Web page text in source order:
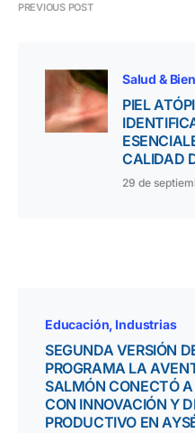
PREVIOUS POST
Salud &
PIEL
CALIDAD
29 de
Educación Industrias
SEGUNDA VERSIÓN
PROGRAMA LA
SALMÓN CONECTÓ
CON INNOVACIÓN Y
PRODUCTIVO EN